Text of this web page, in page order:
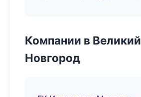
Компании в Великий
Новгород